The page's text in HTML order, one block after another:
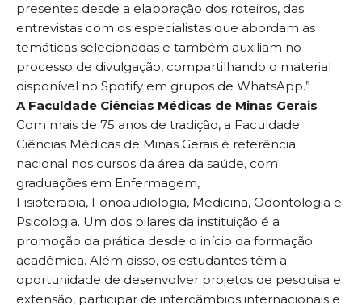
presentes desde a elaboração dos roteiros, das
entrevistas com os especialistas que abordam as
temáticas selecionadas e também auxiliam no
processo de divulgação, compartilhando o material
disponível no Spotify em grupos de WhatsApp.”
A Faculdade Ciências Médicas de Minas Gerais
Com mais de 75 anos de tradição, a Faculdade
Ciências Médicas de Minas Gerais é referência
nacional nos cursos da área da saúde, com
graduações em Enfermagem,
Fisioterapia, Fonoaudiologia, Medicina, Odontologia e
Psicologia. Um dos pilares da instituição é a
promoção da prática desde o início da formação
acadêmica. Além disso, os estudantes têm a
oportunidade de desenvolver projetos de pesquisa e
extensão, participar de intercâmbios internacionais e